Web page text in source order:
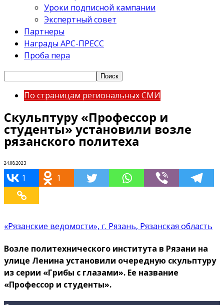
Уроки подписной кампании
Экспертный совет
Партнеры
Награды АРС-ПРЕСС
Проба пера
По страницам региональных СМИ
Скульптуру «Профессор и
студенты» установили возле
рязанского политеха
24.08.2023
1 1
«Рязанские ведомости», г. Рязань, Рязанская область
Возле политехнического института в Рязани на
улице Ленина установили очередную скульптуру
из серии «Грибы с глазами». Ее название
«Профессор и студенты».